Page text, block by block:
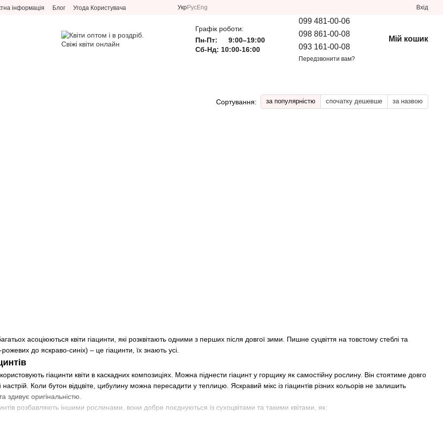
інформація Блог Угода Користувача УкрРусEng Вхід
Графік роботи:
Пн-Пт:
9:00–19:00
Сб-Нд: 10:00-16:00
099 481-00-06
098 861-00-08
093 161-00-08
Передзвонити вам?
Мій кошик
Сортування: за популярністю спочатку дешевше за назвою
асоціюються квіти гіацинти, які розквітають одними з перших після довгої зими. Пишне суцвіття на товстому стеблі та
рожевих до яскраво-синіх) – це гіацинти, їх знають усі.
гіацинти квіти в каскадних композиціях. Можна піднести гіацинт у горщику як самостійну рослину. Він стоятиме довго
Коли бутон відцвіте, цибулину можна пересадити у теплицю. Яскравий мікс із гіацинтів різних кольорів не залишить
здивує оригінальністю.
розбавляють іншими рослинами, вони добре поєднуються із сухоцвітами та такими квітами, як: